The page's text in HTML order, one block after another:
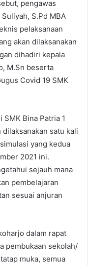
pengawas
S.Pd MBA
pelaksanaan
akan dilaksanakan
dihadiri kepala
M.Sn beserta
Covid 19 SMK
Bina Patria 1
satu kali
yang kedua
2021 ini.
sejauh mana
pembelajaran
sesuai anjuran
dalam rapat
pembukaan sekolah/
muka, semua